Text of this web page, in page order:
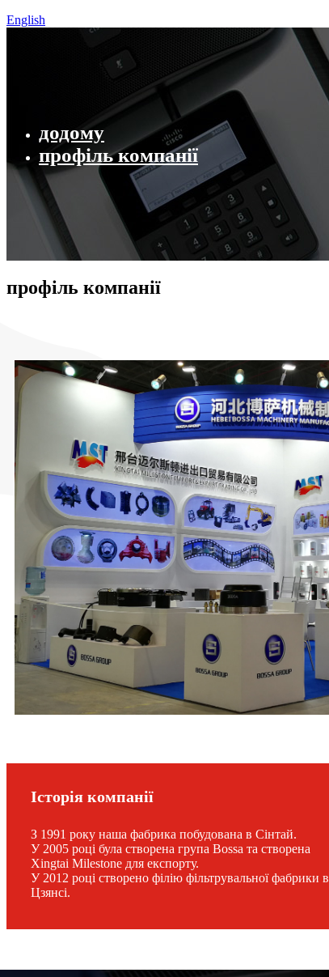
English
додому
профіль компанії
профіль компанії
Історія компанії
З 1991 року наша фабрика побудована в Сінтай.
У 2005 році була створена група Bossa та створена
Xingtai Milestone для експорту.
У 2012 році створено філію фільтрувальної фабрики в
Цзянсі.